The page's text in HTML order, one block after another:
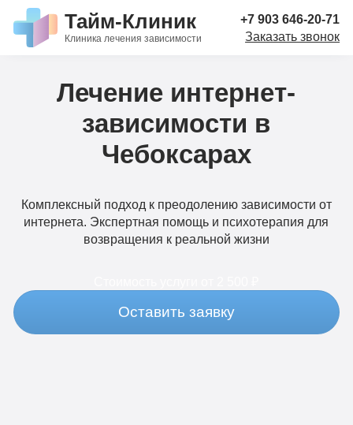
Тайм-Клиник
Клиника лечения зависимости
+7 903 646-20-71
Заказать звонок
Лечение интернет-
зависимости в
Чебоксарах
Комплексный подход к преодолению зависимости от
интернета. Экспертная помощь и психотерапия для
возвращения к реальной жизни
Оставить заявку